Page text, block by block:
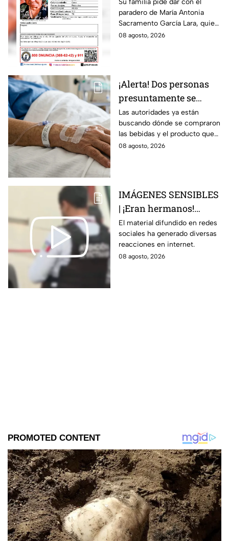
Campo Medina,
desaparecida en
Guanajuato
Su familia pide dar con el
paradero de María Antonia
Sacramento García Lara, quien
fue vista por última vez el 4 de
08 agosto, 2026
¡Alerta! Dos personas
presuntamente se
encuentran delicadas
por ingerir bebidas
alcohólicas
adulteradas en Celaya:
Las autoridades ya están
buscando dónde se compraron
las bebidas y el producto que
causó la intoxicación.
08 agosto, 2026
IMÁGENES SENSIBLES
| ¡Eran hermanos!
Captan brut4l agresión
contra un hombre que
perdió la vid4
El material difundido en redes
sociales ha generado diversas
reacciones en internet.
08 agosto, 2026